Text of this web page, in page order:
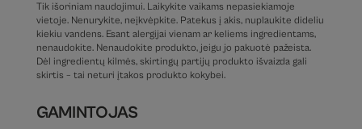
Tik išoriniam naudojimui. Laikykite vaikams nepasiekiamoje
vietoje. Nenurykite, neįkvėpkite. Patekus į akis, nuplaukite dideliu
kiekiu vandens. Esant alergijai vienam ar keliems ingredientams,
nenaudokite. Nenaudokite produkto, jeigu jo pakuotė pažeista.
Dėl ingredientų kilmės, skirtingų partijų produkto išvaizda gali
skirtis – tai neturi įtakos produkto kokybei.
GAMINTOJAS